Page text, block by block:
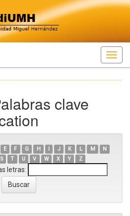
clave
E F G H I J K L M
N
S T U V W X Y Z
letras: